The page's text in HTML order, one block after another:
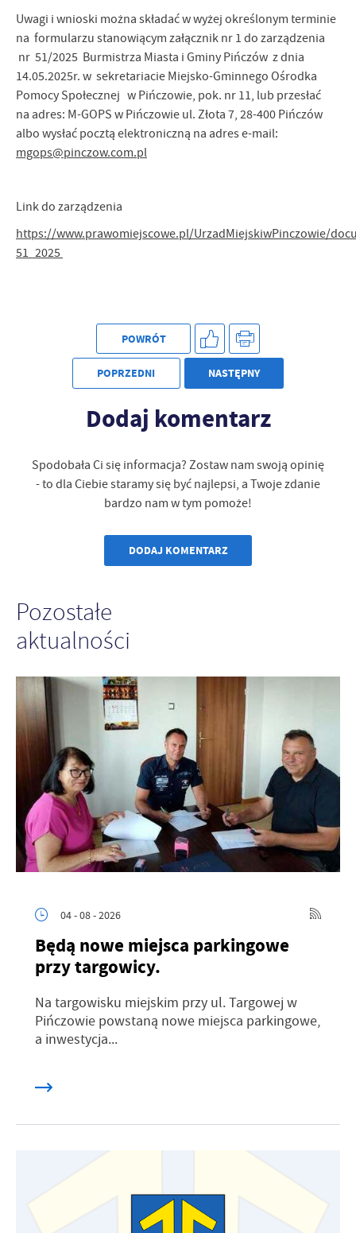
Uwagi i wnioski można składać w wyżej określonym terminie
na formularzu stanowiącym załącznik nr 1 do zarządzenia
nr 51/2025 Burmistrza Miasta i Gminy Pińczów z dnia
14.05.2025r. w sekretariacie Miejsko-Gminnego Ośrodka
Pomocy Społecznej w Pińczowie, pok. nr 11, lub przesłać
na adres: M-GOPS w Pińczowie ul. Złota 7, 28-400 Pińczów
albo wysłać pocztą elektroniczną na adres e-mail:
mgops@pinczow.com.pl
Link do zarządzenia
https://www.prawomiejscowe.pl/UrzadMiejskiwPinczowie/
51_2025
POWRÓT
POPRZEDNI NASTĘPNY
Dodaj komentarz
Spodobała Ci się informacja? Zostaw nam swoją opinię
- to dla Ciebie staramy się być najlepsi, a Twoje zdanie
bardzo nam w tym pomoże!
DODAJ KOMENTARZ
Pozostałe
aktualności
04 - 08 - 2026
Będą nowe miejsca parkingowe
przy targowicy.
Na targowisku miejskim przy ul. Targowej w
Pińczowie powstaną nowe miejsca parkingowe,
a inwestycja...